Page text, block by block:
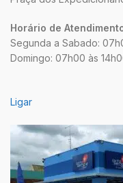
Horário de
Segunda a Sabado:
Domingo: 07h00 às
Ligar